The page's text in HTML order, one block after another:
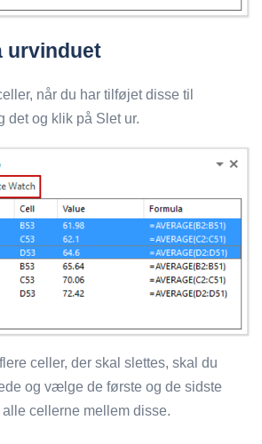
urvinduet
når du har tilføjet disse til
det og klik på Slet ur.
celler, der skal slettes, skal du
og vælge de første og de sidste
cellerne mellem disse.